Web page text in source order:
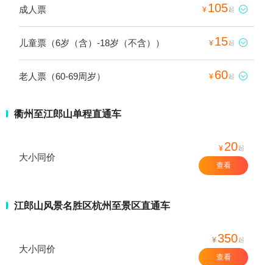
成人票 ¥ 105起 
儿童票（6岁（含）-18岁（不含）） ¥ 15起 
老人票（60-69周岁） ¥ 60起 
衢州至江郎山单程直通车
大小同价
¥ 20起
查看
江郎山风景名胜区杭州至景区直通车
大小同价
¥350起
查看